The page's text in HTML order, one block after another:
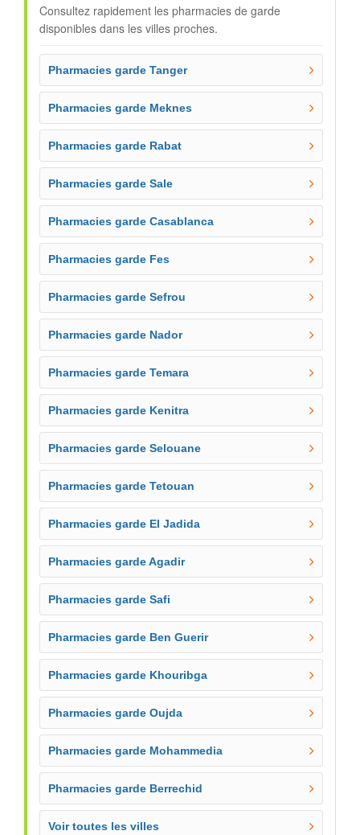
Consultez rapidement les pharmacies de garde
disponibles dans les villes proches.
Pharmacies garde Tanger
Pharmacies garde Meknes
Pharmacies garde Rabat
Pharmacies garde Sale
Pharmacies garde Casablanca
Pharmacies garde Fes
Pharmacies garde Sefrou
Pharmacies garde Nador
Pharmacies garde Temara
Pharmacies garde Kenitra
Pharmacies garde Selouane
Pharmacies garde Tetouan
Pharmacies garde El Jadida
Pharmacies garde Agadir
Pharmacies garde Safi
Pharmacies garde Ben Guerir
Pharmacies garde Khouribga
Pharmacies garde Oujda
Pharmacies garde Mohammedia
Pharmacies garde Berrechid
Voir toutes les villes